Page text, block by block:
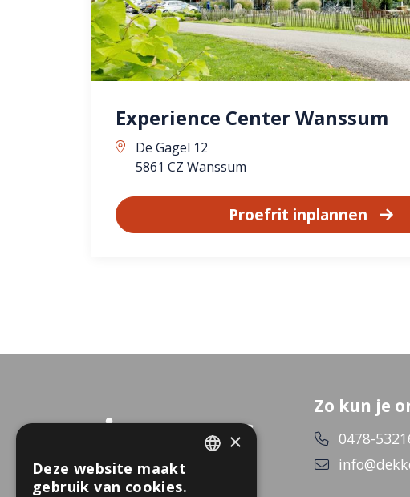
Experience Center Wanssum
De Gagel 12
5861 CZ Wanssum
Proefrit inplannen
Zo kun je
0478-
×
Deze website maakt
gebruik van cookies.